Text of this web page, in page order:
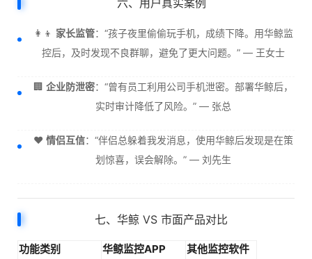
六、用户真实案例
👩‍👦 家长监管：“孩子夜里偷偷玩手机，成绩下降。用华鲸监
控后，及时发现不良群聊，避免了更大问题。” — 王女士
🏢 企业防泄密：“曾有员工利用公司手机泄密。部署华鲸后，
实时审计降低了风险。” — 张总
❤️ 情侣互信：“伴侣总躲着我发消息，使用华鲸后发现是在策
划惊喜，误会解除。” — 刘先生
七、华鲸 VS 市面产品对比
功能类别 华鲸监控APP 其他监控软件